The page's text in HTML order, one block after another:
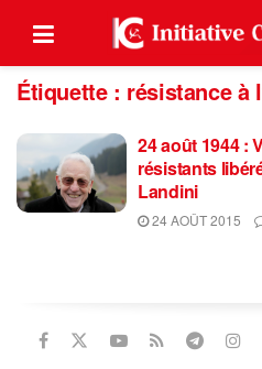
Étiquette : résistance à
24 août 1944 :
résistants
Landini
24 AOÛT 2015